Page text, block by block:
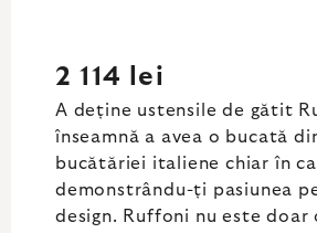
2 114 lei
A deține ustensile de gătit
înseamnă a avea o bucată
bucătăriei italiene chiar în
demonstrându-ți pasiunea
design. Ruffoni nu este doar